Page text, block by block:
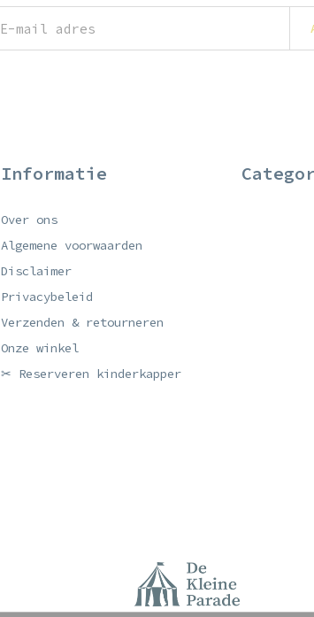
Informatie
Over ons
Algemene voorwaarden
Disclaimer
Privacybeleid
Verzenden & retourneren
Onze winkel
✂ Reserveren kinderkapper